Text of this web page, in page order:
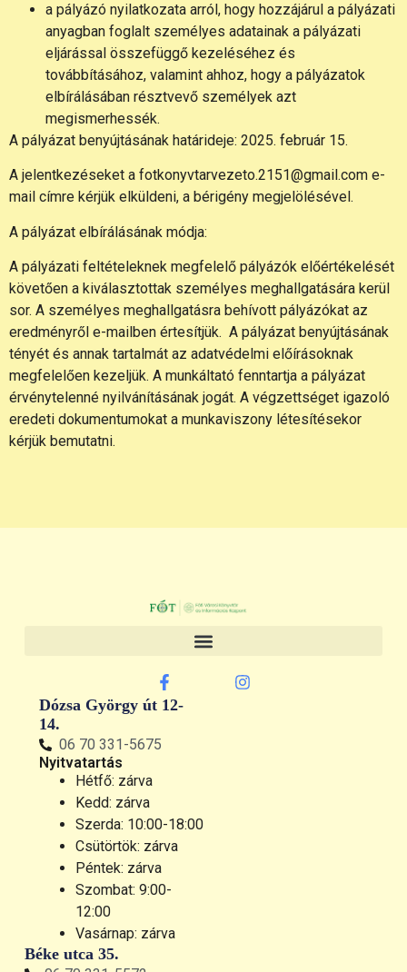
a pályázó nyilatkozata arról, hogy hozzájárul a pályázati
anyagban foglalt személyes adatainak a pályázati
eljárással összefüggő kezeléséhez és
továbbításához, valamint ahhoz, hogy a pályázatok
elbírálásában résztvevő személyek azt
megismerhessék.
A pályázat benyújtásának határideje: 2025. február 15.
A jelentkezéseket a fotkonyvtarvezeto.2151@gmail.com e-
mail címre kérjük elküldeni, a bérigény megjelölésével.
A pályázat elbírálásának módja:
A pályázati feltételeknek megfelelő pályázók előértékelését
követően a kiválasztottak személyes meghallgatására kerül
sor. A személyes meghallgatásra behívott pályázókat az
eredményről e-mailben értesítjük. A pályázat benyújtásának
tényét és annak tartalmát az adatvédelmi előírásoknak
megfelelően kezeljük. A munkáltató fenntartja a pályázat
érvénytelenné nyilvánításának jogát. A végzettséget igazoló
eredeti dokumentumokat a munkaviszony létesítésekor
kérjük bemutatni.
Béke utca 35.
Dózsa György út 12-
14.
06 70 331-5675
Nyitvatartás
Hétfő: zárva
Kedd: zárva
Szerda: 10:00-18:00
Csütörtök: zárva
Péntek: zárva
Szombat: 9:00-
12:00
Vasárnap: zárva